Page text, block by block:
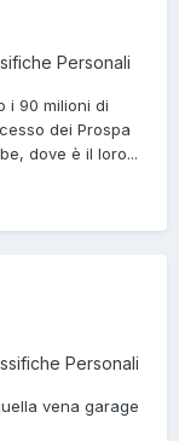
Personali
i 90 milioni di
dei Prospa
dove è il loro...
Personali
vena garage